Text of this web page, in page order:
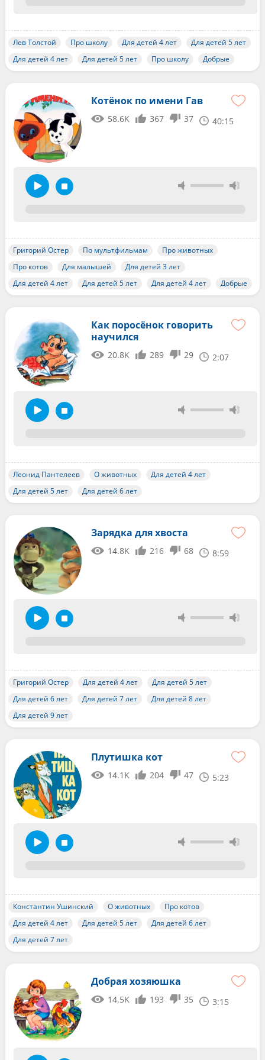
Лев Толстой Про школу Для детей 4 лет
Для детей 5 лет
Для детей 4 лет
Для детей 5 лет Про школу Добрые
Котёнок по имени Гав
58.6K 367 37 40:15
Григорий Остер По мультфильмам
Про животных
Про котов
Для малышей
Для детей 3 лет
Для детей 4 лет
Для детей 5 лет Для детей 4 лет Добрые
Как поросёнок говорить
научился
20.8K 289 29 2:07
Леонид Пантелеев О животных
Для детей 4 лет
Для детей 5 лет
Для детей 6 лет
Зарядка для хвоста
14.8K 216 68 8:59
Григорий Остер Для детей 4 лет
Для детей 5 лет
Для детей 6 лет
Для детей 7 лет
Для детей 8 лет
Для детей 9 лет
Плутишка кот
14.1K 204 47 5:23
Константин Ушинский О животных
Про котов
Для детей 4 лет
Для детей 5 лет
Для детей 6 лет
Для детей 7 лет
Добрая хозяюшка
14.5K 193 35 3:15